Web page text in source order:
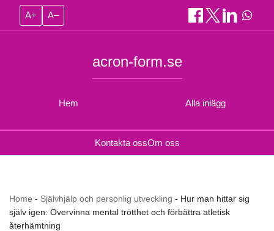
A+ A–
Hem
acron-form.se
Alla inlägg
Kontakta ossOm oss
Home - Självhjälp och personlig utveckling - Hur man hittar sig
själv igen: Övervinna mental trötthet och förbättra atletisk
återhämtning